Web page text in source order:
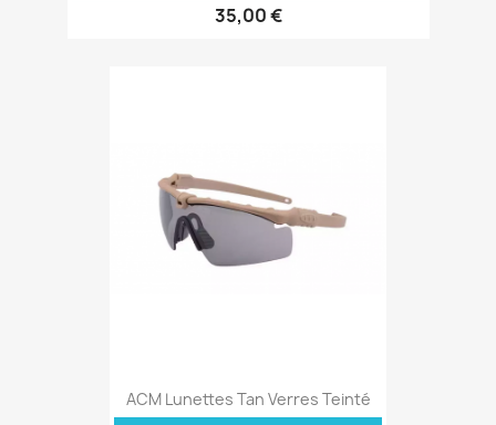
35,00 €
ACM Lunettes Tan Verres Teinté